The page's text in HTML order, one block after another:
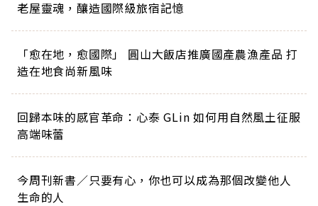
老屋靈魂，釀造國際級旅宿記憶
「愈在地，愈國際」 圓山大飯店推廣國產農漁產品 打
造在地食尚新風味
回歸本味的感官革命：心泰 GLin 如何用自然風土征服
高端味蕾
今周刊新書／只要有心，你也可以成為那個改變他人
生命的人